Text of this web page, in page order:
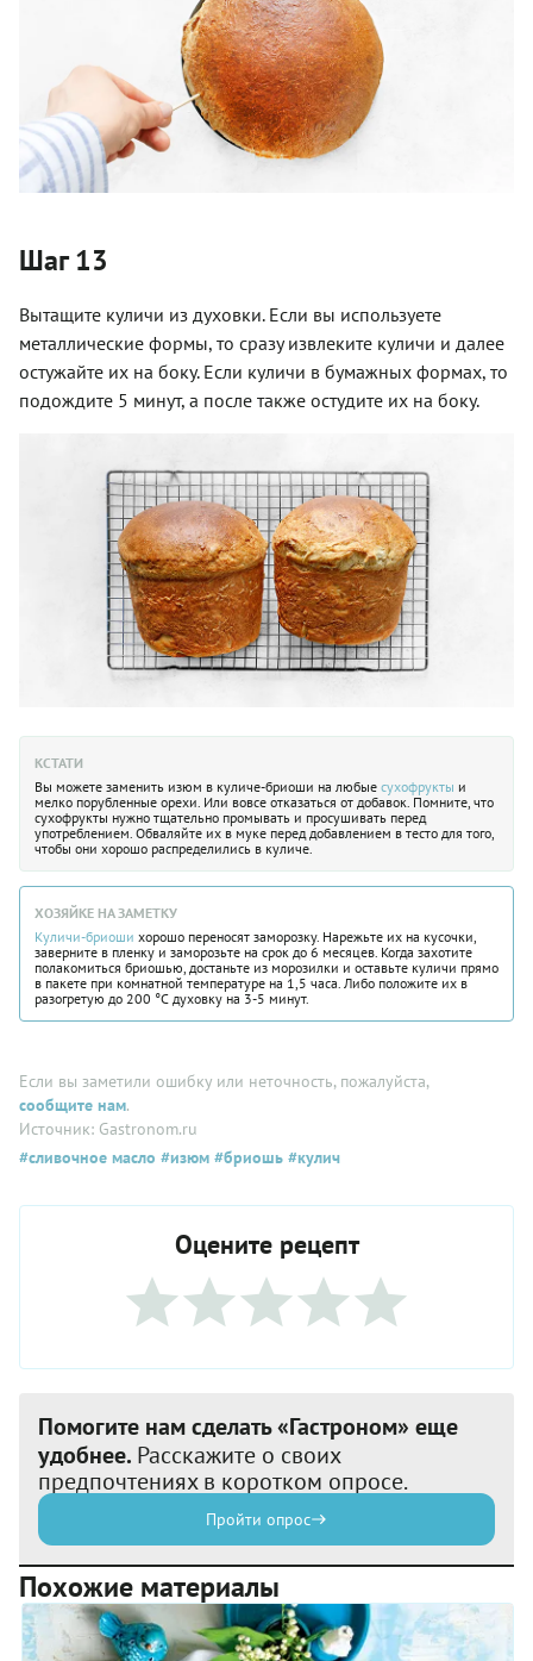
Шаг 13
Вытащите куличи из духовки. Если вы используете
металлические формы, то сразу извлеките куличи и далее
остужайте их на боку. Если куличи в бумажных формах, то
подождите 5 минут, а после также остудите их на боку.
КСТАТИ
Вы можете заменить изюм в куличе-бриоши на любые сухофрукты и
мелко порубленные орехи. Или вовсе отказаться от добавок. Помните, что
сухофрукты нужно тщательно промывать и просушивать перед
употреблением. Обваляйте их в муке перед добавлением в тесто для того,
чтобы они хорошо распределились в куличе.
ХОЗЯЙКЕ НА ЗАМЕТКУ
Куличи-бриоши хорошо переносят заморозку. Нарежьте их на кусочки,
заверните в пленку и заморозьте на срок до 6 месяцев. Когда захотите
полакомиться бриошью, достаньте из морозилки и оставьте куличи прямо
в пакете при комнатной температуре на 1,5 часа. Либо положите их в
разогретую до 200 °С духовку на 3-5 минут.
Если вы заметили ошибку или неточность, пожалуйста,
сообщите нам.
Источник: Gastronom.ru
#сливочное масло #изюм #бриошь #кулич
Оцените рецепт
Помогите нам сделать «Гастроном» еще
удобнее. Расскажите о своих
предпочтениях в коротком опросе.
Пройти опрос
Похожие материалы